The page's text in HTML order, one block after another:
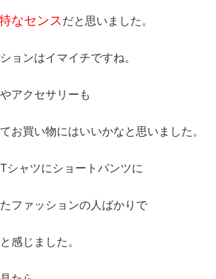
なセンスだと思いました。
ョンはイマイチですね。
アクセサリーも
お買い物にはいいかなと思いました。
シャツにショートパンツに
ファッションの人ばかりで
感じました。